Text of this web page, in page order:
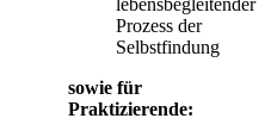
lebensbegleitender
Prozess der
Selbstfindung
sowie für
Praktizierende: